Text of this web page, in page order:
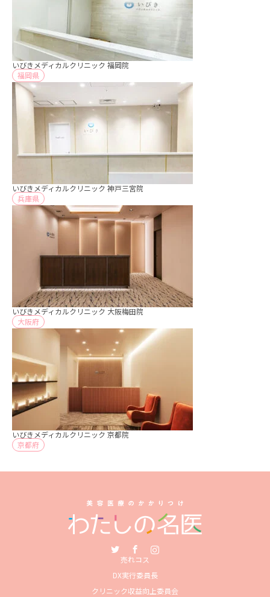
いびきメディカルクリニック 福岡院
福岡県
いびきメディカルクリニック 神戸三宮院
兵庫県
いびきメディカルクリニック 大阪梅田院
大阪府
いびきメディカルクリニック 京都院
京都府
売れコス
DX実行委員長
クリニック収益向上委員会